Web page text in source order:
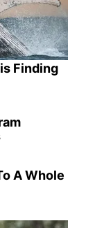
Finding
A Whole